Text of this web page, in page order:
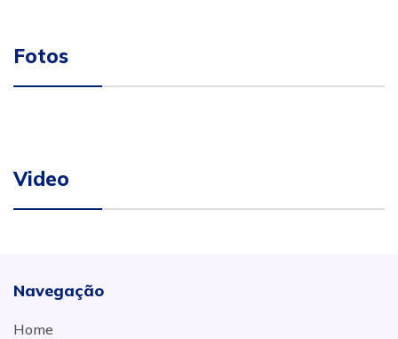
Fotos
Video
Navegação
Home